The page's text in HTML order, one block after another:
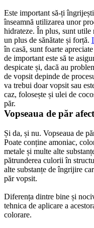
Este important să-ți
înseamnă utilizarea unor
hidrateze. În plus, sunt utile
un plus de sănătate și forță.
în casă, sunt foarte
de important este să te
despicate și, dacă au
de vopsit depinde de
va trebui doar vopsit sau
caz, folosește și ulei de
păr.
Vopseaua de păr
Și da, și nu. Vopseaua de
Poate conține amoniac,
metale și multe alte
pătrunderea culorii în
alte substanțe de îngrijire
păr vopsit.
Diferența dintre bine și
tehnica de aplicare a
colorare.